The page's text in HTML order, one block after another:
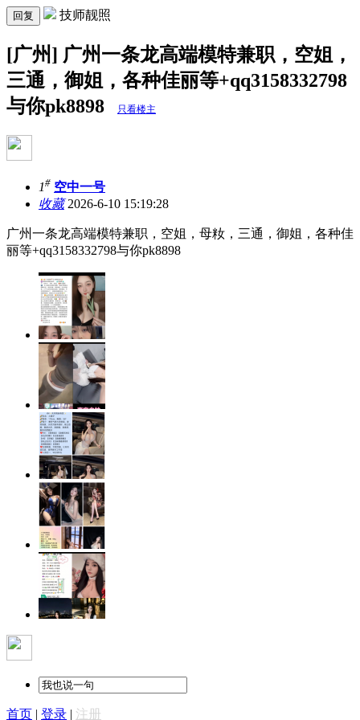
回复 技师靓照
[广州] 广州一条龙高端模特兼职，空姐，
三通，御姐，各种佳丽等+qq3158332798
与你pk8898
只看楼主
1# 空中一号
收藏2026-6-10 15:19:28
广州一条龙高端模特兼职，空姐，母籹，三通，御姐，各种佳
丽等+qq3158332798与你pk8898
首页 | 登录 | 注册